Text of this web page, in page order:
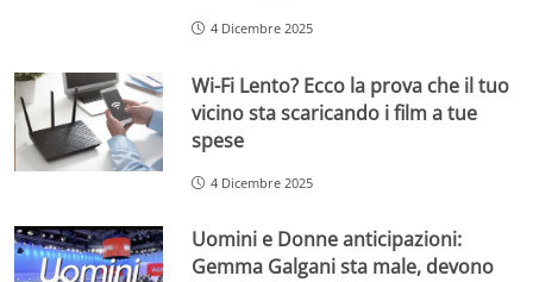
4 Dicembre 2025
Wi-Fi Lento? Ecco la prova che il tuo
vicino sta scaricando i film a tue
spese
4 Dicembre 2025
Uomini e Donne anticipazioni:
Gemma Galgani sta male, devono